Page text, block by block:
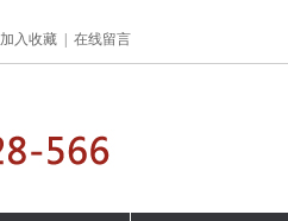
加入收藏 在线留言